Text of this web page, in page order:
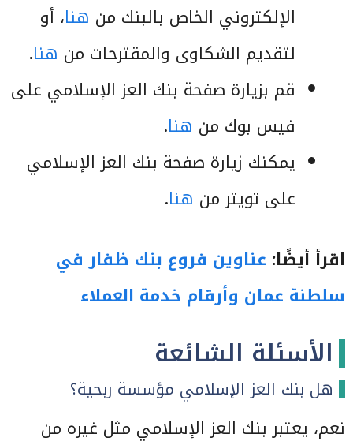
الإلكتروني الخاص بالبنك من هنا، أو
لتقديم الشكاوى والمقترحات من هنا.
قم بزيارة صفحة بنك العز الإسلامي على
فيس بوك من هنا.
يمكنك زيارة صفحة بنك العز الإسلامي
على تويتر من هنا.
اقرأ أيضًا: عناوين فروع بنك ظفار في
سلطنة عمان وأرقام خدمة العملاء
الأسئلة الشائعة
هل بنك العز الإسلامي مؤسسة ربحية؟
نعم، يعتبر بنك العز الإسلامي مثل غيره من